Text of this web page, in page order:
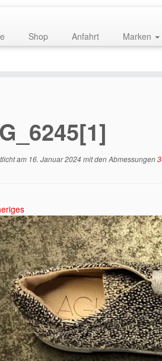
Shop Anfahrt Marken
am 16. Januar 2024mit den Abmessungen